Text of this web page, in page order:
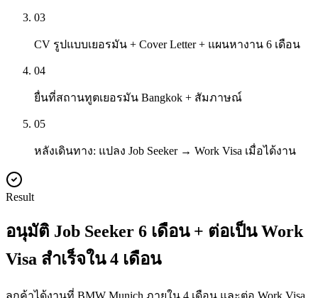
03
CV รูปแบบเยอรมัน + Cover Letter + แผนหางาน 6 เดือน
04
ยื่นที่สถานทูตเยอรมัน Bangkok + สัมภาษณ์
05
หลังเดินทาง: แปลง Job Seeker → Work Visa เมื่อได้งาน
Result
อนุมัติ Job Seeker 6 เดือน + ต่อเป็น Work
Visa สำเร็จใน 4 เดือน